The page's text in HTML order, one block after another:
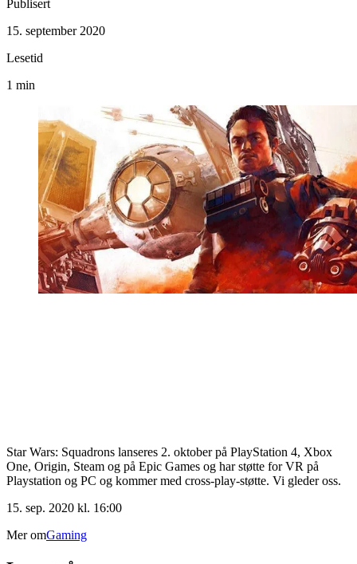
Publisert
15. september 2020
Lesetid
1 min
Star Wars: Squadrons lanseres 2. oktober på PlayStation 4, Xbox
One, Origin, Steam og på Epic Games og har støtte for VR på
Playstation og PC og kommer med cross-play-støtte. Vi gleder oss.
15. sep. 2020 kl. 16:00
Mer omGaming